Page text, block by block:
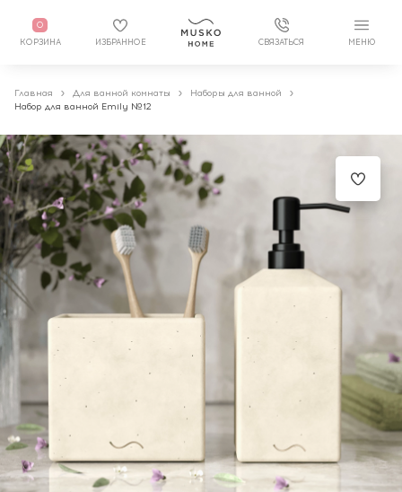
0
КОРЗИНА ИЗБРАННОЕ СВЯЗАТЬСЯ МЕНЮ
Главная Для ванной комнаты
Наборы для ванной
Набор для ванной Emily №12